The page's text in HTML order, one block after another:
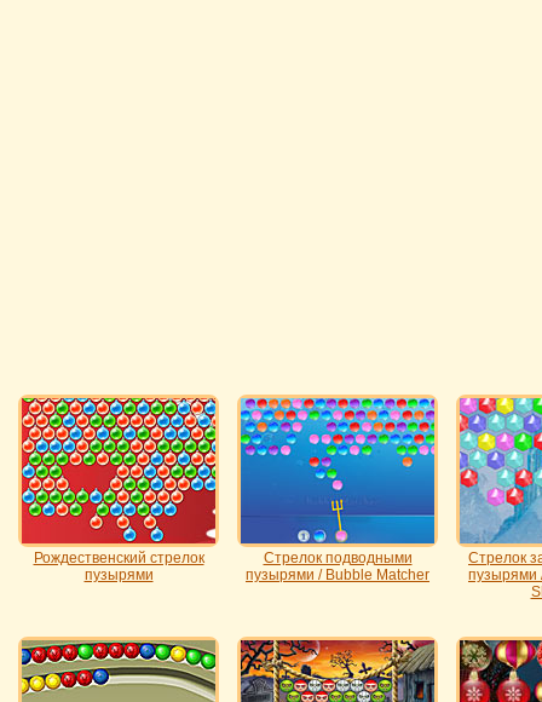
Рождественский стрелок
пузырями
Стрелок подводными
пузырями / Bubble Мatcher
Стрелок
пузырями